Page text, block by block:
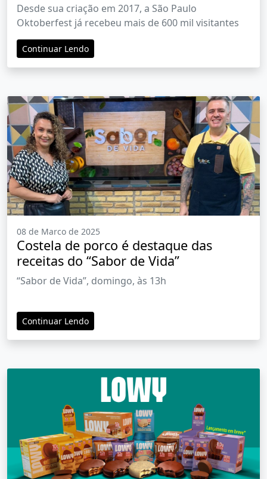
antecipado para o público
Desde sua criação em 2017, a São Paulo
Oktoberfest já recebeu mais de 600 mil visitantes
Continuar Lendo
08 de Marco de 2025
Costela de porco é destaque das
receitas do “Sabor de Vida”
“Sabor de Vida”, domingo, às 13h
Continuar Lendo